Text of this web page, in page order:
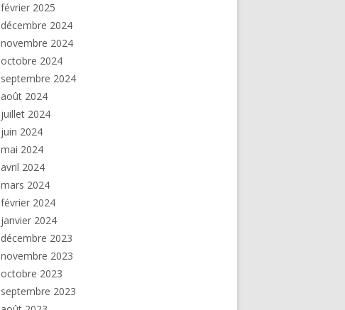
février 2025
décembre 2024
novembre 2024
octobre 2024
septembre 2024
août 2024
juillet 2024
juin 2024
mai 2024
avril 2024
mars 2024
février 2024
janvier 2024
décembre 2023
novembre 2023
octobre 2023
septembre 2023